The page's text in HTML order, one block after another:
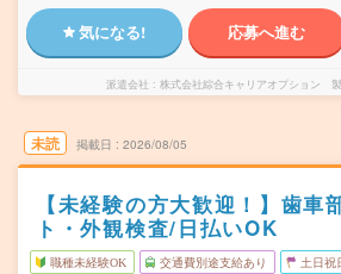
気になる! 応募へ進む
派遣会社 株式会社綜合キャリアオプション 製
未読 掲載日 2026/08/05
【未経験の方大歓迎！】歯車
ト・外観検査/日払いOK
職種未経験OK 交通費別途支給あり 土日祝